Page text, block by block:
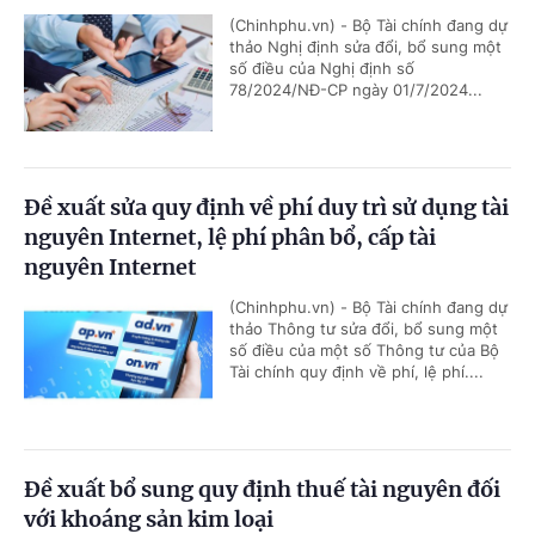
(Chinhphu.vn) - Bộ Tài chính đang dự
thảo Nghị định sửa đổi, bổ sung một
số điều của Nghị định số
78/2024/NĐ-CP ngày 01/7/2024...
Đề xuất sửa quy định về phí duy trì sử dụng tài
nguyên Internet, lệ phí phân bổ, cấp tài
nguyên Internet
(Chinhphu.vn) - Bộ Tài chính đang dự
thảo Thông tư sửa đổi, bổ sung một
số điều của một số Thông tư của Bộ
Tài chính quy định về phí, lệ phí....
Đề xuất bổ sung quy định thuế tài nguyên đối
với khoáng sản kim loại